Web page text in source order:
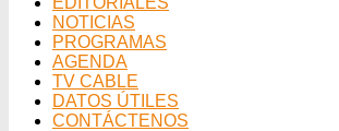
NOTICIAS
PROGRAMAS
AGENDA
TV CABLE
DATOS ÚTILES
CONTÁCTENOS